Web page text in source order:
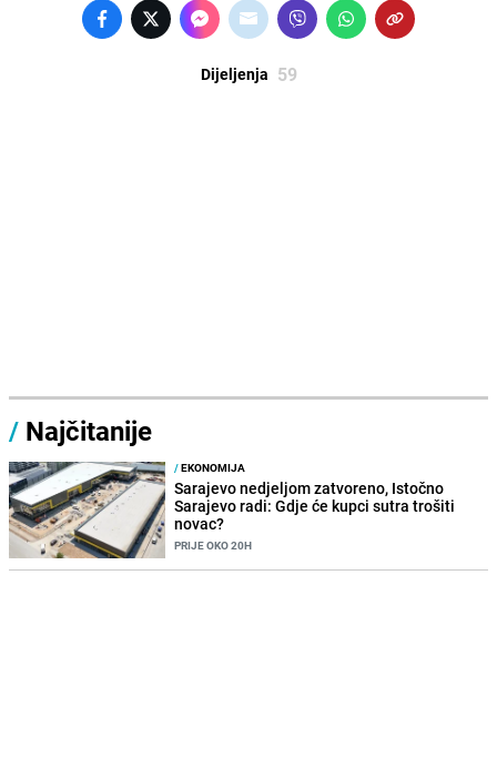
Dijeljenja 59
/ Najčitanije
/EKONOMIJA
Sarajevo nedjeljom zatvoreno, Istočno
Sarajevo radi: Gdje će kupci sutra trošiti
novac?
PRIJE OKO 20H